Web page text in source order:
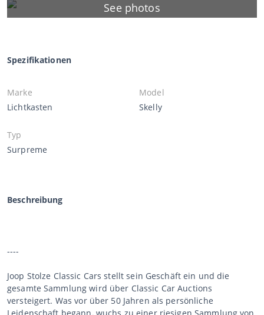
See photos
Spezifikationen
Marke
Lichtkasten
Model
Skelly
Typ
Surpreme
Beschreibung
----
Joop Stolze Classic Cars stellt sein Geschäft ein und die
gesamte Sammlung wird über Classic Car Auctions
versteigert. Was vor über 50 Jahren als persönliche